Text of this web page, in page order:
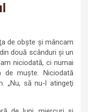
de obşte şi mâncam
două scânduri şi un
niciodată, ci numai
muşte. Niciodată
„Nu, să nu-l atingeţi